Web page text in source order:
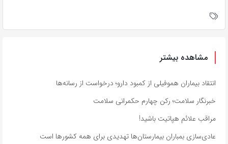
مشاهده بیشتر
انتقاد بیماران هموفیلی از کمبود دارو؛ درخواست از رسانه‌ها
خبرنگار سلامت؛ رکن چهارم حکمرانی سلامت
مراقب علائم هپاتیت باشید!
عادی‌سازی بمباران بیمارستان‌ها تهدیدی برای همه کشورها است